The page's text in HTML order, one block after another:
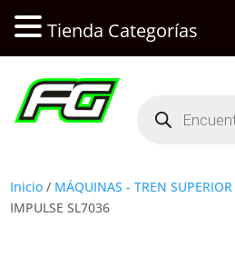
productos
Inicio / MÁQUINAS - TREN SUPERIOR
IMPULSE SL7036
Tienda Categorías